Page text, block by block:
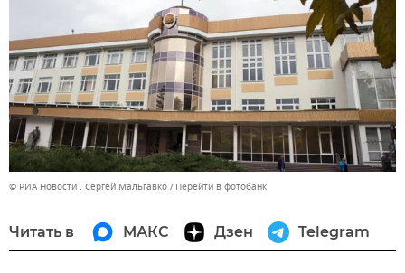
© РИА Новости . Сергей Мальгавко Перейти в фотобанк
Читать в МАКС Дзен Telegram